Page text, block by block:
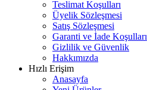
Teslimat Koşulları
Üyelik Sözleşmesi
Satış Sözleşmesi
Garanti ve İade Koşulları
Gizlilik ve Güvenlik
Hakkımızda
Hızlı Erişim
Anasayfa